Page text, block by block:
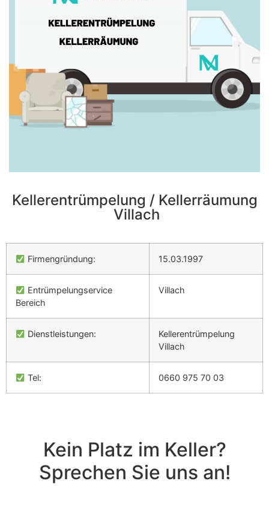
Kellerentrümpelung / Kellerräumung
Villach
Firmengründung: 15.03.1997
Entrümpelungservice
Bereich
Villach
Dienstleistungen:
Kellerentrümpelung
Villach
Tel: 0660 975 70 03
Kein Platz im Keller?
Sprechen Sie uns an!